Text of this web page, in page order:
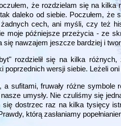
że rozdzielam się na
daleko od siebie. Poczułem, że
cech, ani myśli, czy też
moje późniejsze przeżycia - ze
się nawzajem jeszcze bardziej i
rozdzielił się na kilka
poprzednich wersji siebie. Leżeli
sufitami, fruwały różne symbole
nasze umysły. Nie czuliśmy się
się dostrzec raz na kilka tysięcy
którą zasłaniamy